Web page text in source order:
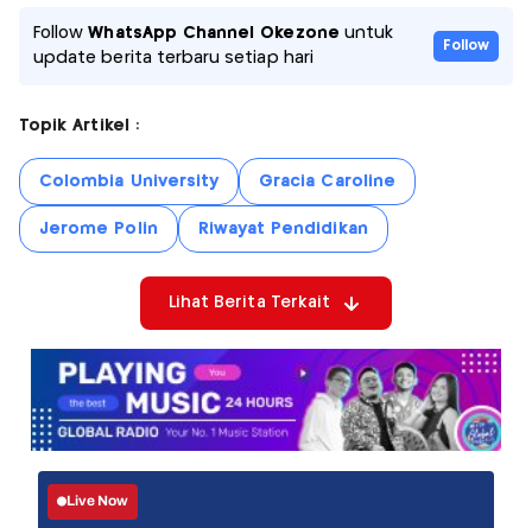
FollowWhatsApp Channel Okezone untuk
update berita terbaru setiap hari
Follow
Topik Artikel :
Colombia University Gracia Caroline
Jerome Polin Riwayat Pendidikan
Lihat Berita Terkait
Live Now